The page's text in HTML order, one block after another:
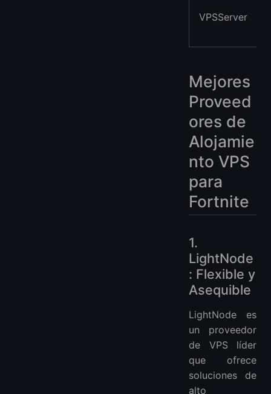
VPSServer
Mejores
Proveed
ores de
Alojamie
nto VPS
para
Fortnite
1.
LightNode
: Flexible y
Asequible
LightNode es
un proveedor
de VPS líder
que ofrece
soluciones de
alto